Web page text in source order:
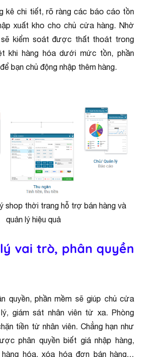
kê chi tiết, rõ ràng các báo cáo tồn
xuất kho cho chủ cửa hàng. Nhờ
kiểm soát được thất thoát trong
khi hàng hóa dưới mức tồn, phần
bạn chủ động nhập thêm hàng.
shop thời trang hỗ trợ bán hàng và
quản lý hiệu quả
vai trò, phân quyền
quyền, phần mềm sẽ giúp chủ cửa
giám sát nhân viên từ xa. Phòng
tiền từ nhân viên. Chẳng hạn như
phân quyền biết giá nhập hàng,
hóa, xóa hóa đơn bán hàng…